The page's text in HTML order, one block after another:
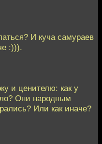
И куча самураев
:))).
и ценителю: как у
Они народным
Или как иначе?